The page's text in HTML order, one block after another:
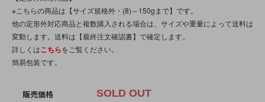
※こちらの商品は【サイズ規格外・(8)～150gまで】です。
他の定形外対応商品と複数購入される場合は、サイズや重量によって送料は
変動します。送料は【最終注文確認書】で確定します。
詳しくはこちらをご覧ください。
簡易包装です。
販売価格 SOLD OUT